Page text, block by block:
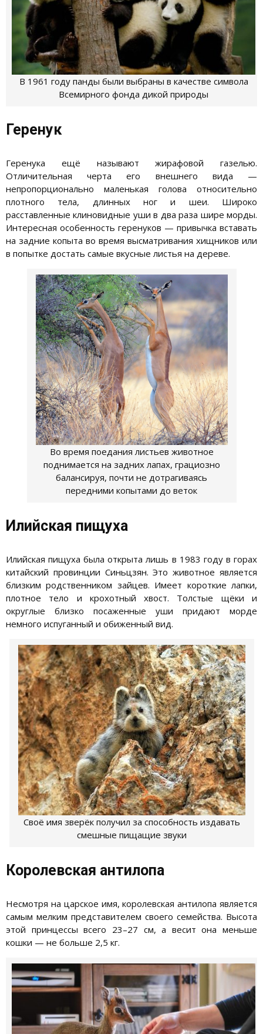
В 1961 году панды были выбраны в качестве символа
Всемирного фонда дикой природы
Геренук
Геренука ещё называют жирафовой газелью.
Отличительная черта его внешнего вида —
непропорционально маленькая голова относительно
плотного тела, длинных ног и шеи. Широко
расставленные клиновидные уши в два раза шире морды.
Интересная особенность геренуков — привычка вставать
на задние копыта во время высматривания хищников или
в попытке достать самые вкусные листья на дереве.
Во время поедания листьев животное
поднимается на задних лапах, грациозно
балансируя, почти не дотрагиваясь
передними копытами до веток
Илийская пищуха
Илийская пищуха была открыта лишь в 1983 году в горах
китайский провинции Синьцзян. Это животное является
близким родственником зайцев. Имеет короткие лапки,
плотное тело и крохотный хвост. Толстые щёки и
округлые близко посаженные уши придают морде
немного испуганный и обиженный вид.
Своё имя зверёк получил за способность издавать
смешные пищащие звуки
Королевская антилопа
Несмотря на царское имя, королевская антилопа является
самым мелким представителем своего семейства. Высота
этой принцессы всего 23–27 см, а весит она меньше
кошки — не больше 2,5 кг.